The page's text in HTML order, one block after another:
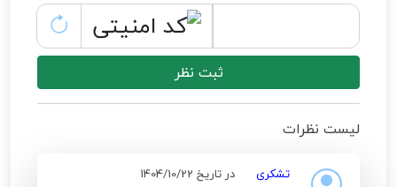
ثبت نظر
لیست نظرات
تشکری در تاریخ 1404/10/22